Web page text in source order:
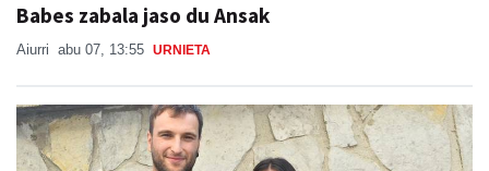
Babes zabala jaso du Ansak
Aiurri abu 07, 13:55 URNIETA